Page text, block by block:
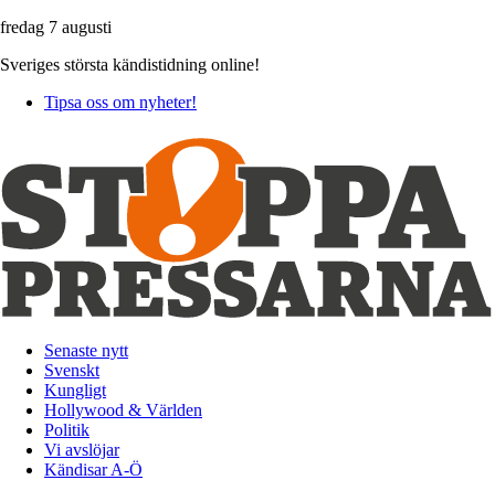
fredag 7 augusti
Sveriges största kändistidning online!
Tipsa oss om nyheter!
Senaste nytt
Svenskt
Kungligt
Hollywood & Världen
Politik
Vi avslöjar
Kändisar A-Ö